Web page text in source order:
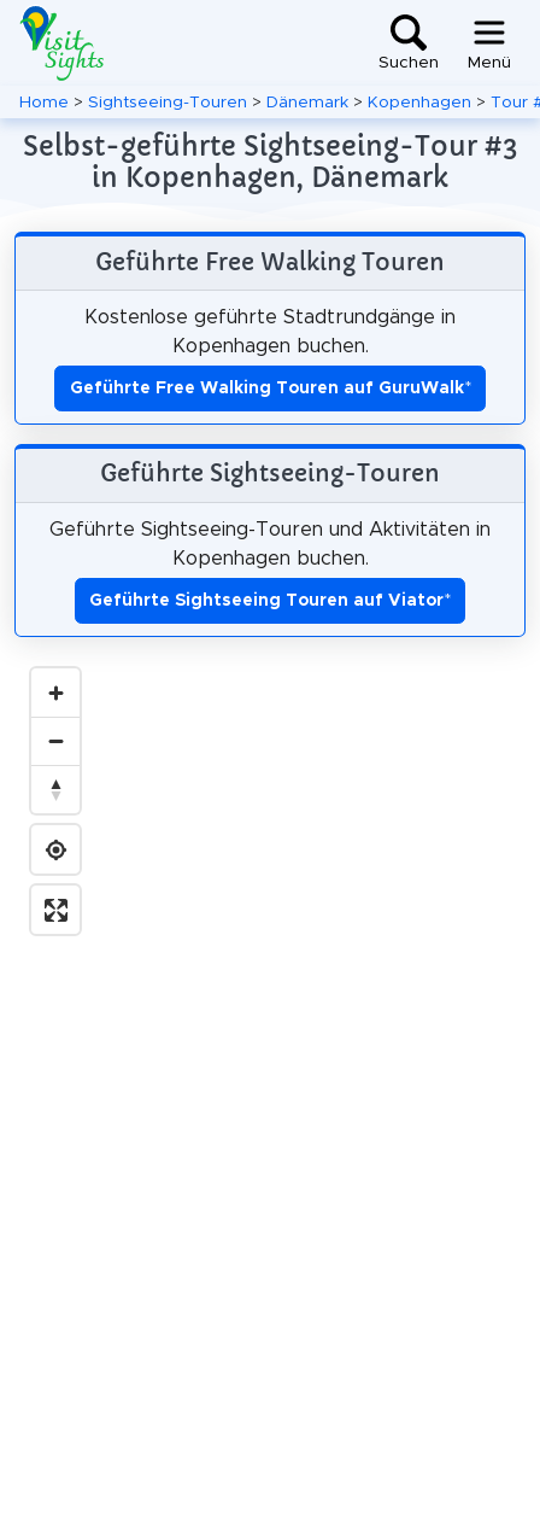
Suchen Menü
Home > Sightseeing-Touren > Dänemark > Kopenhagen > Tour
Selbst-geführte Sightseeing-Tour #3
in Kopenhagen, Dänemark
Geführte Free Walking Touren
Kostenlose geführte Stadtrundgänge in
Kopenhagen buchen.
Geführte Free Walking Touren auf GuruWalk*
Geführte Sightseeing-Touren
Geführte Sightseeing-Touren und Aktivitäten in
Kopenhagen buchen.
Geführte Sightseeing Touren auf Viator*